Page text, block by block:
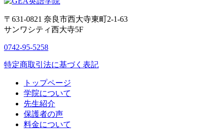
〒631-0821 奈良市西大寺東町2-1-63
サンワシティ西大寺5F
0742-95-5258
特定商取引法に基づく表記
トップページ
学院について
先生紹介
保護者の声
料金について